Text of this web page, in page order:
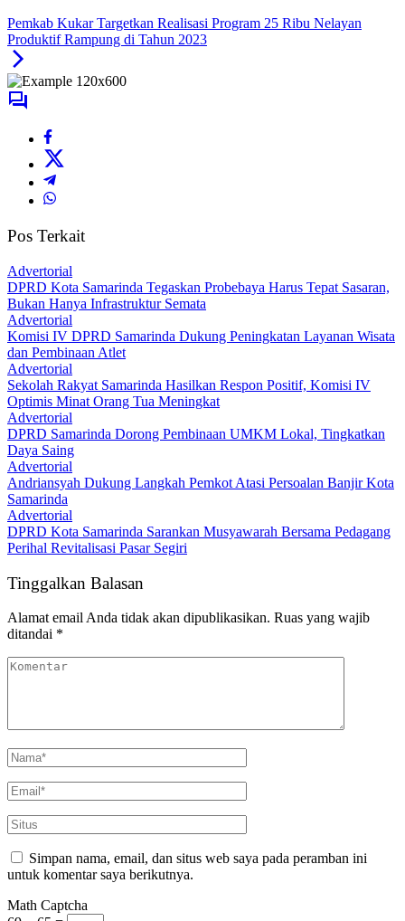
Pemkab Kukar Targetkan Realisasi Program 25 Ribu Nelayan
Produktif Rampung di Tahun 2023
Pos Terkait
Advertorial
DPRD Kota Samarinda Tegaskan Probebaya Harus Tepat Sasaran,
Bukan Hanya Infrastruktur Semata
Advertorial
Komisi IV DPRD Samarinda Dukung Peningkatan Layanan Wisata
dan Pembinaan Atlet
Advertorial
Sekolah Rakyat Samarinda Hasilkan Respon Positif, Komisi IV
Optimis Minat Orang Tua Meningkat
Advertorial
DPRD Samarinda Dorong Pembinaan UMKM Lokal, Tingkatkan
Daya Saing
Advertorial
Andriansyah Dukung Langkah Pemkot Atasi Persoalan Banjir Kota
Samarinda
Advertorial
DPRD Kota Samarinda Sarankan Musyawarah Bersama Pedagang
Perihal Revitalisasi Pasar Segiri
Tinggalkan Balasan
Alamat email Anda tidak akan dipublikasikan. Ruas yang wajib
ditandai *
Simpan nama, email, dan situs web saya pada peramban ini
untuk komentar saya berikutnya.
Math Captcha